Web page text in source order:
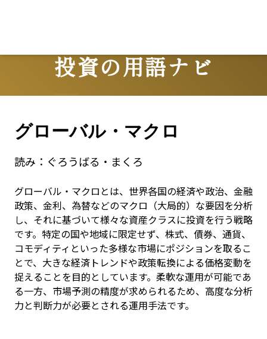
投資の用語ナビ
Terms
グローバル・マクロ
読み： ぐろうばる・まくろ
グローバル・マクロとは、世界各国の経済や政治、金融
政策、金利、為替などのマクロ（大局的）な要因を分析
し、それに基づいて様々な資産クラスに投資を行う戦略
です。特定の国や地域に限定せず、株式、債券、通貨、
コモディティといった多様な市場にポジションを取るこ
とで、大きな経済トレンドや政策転換による価格変動を
捉えることを目的としています。柔軟な運用が可能であ
る一方、市場予測の精度が求められるため、高度な分析
力と判断力が必要とされる運用手法です。